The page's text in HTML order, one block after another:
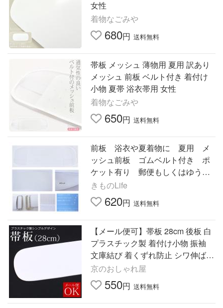
女性
着物なごみや
680円 送料無料
帯板 メッシュ 薄物用 夏用 訳あり
メッシュ 前板 ベルト付き 着付け
小物 夏帯 浴衣帯用 女性
着物なごみや
650円 送料無料
前板 浴衣や夏着物に 夏用 メ
ッシュ前板 ゴムベルト付き ポ
ケット有り 郵便もしくはゆうパ
ケット配送（代引不可）
きものLife
620円 送料無料
【メール便可】帯板 28cm 後板 白
プラスチック製 着付け小物 振袖
文庫結び 着くずれ防止 シワ伸ばし
キレイな着姿に 後帯板 後ろ板 和
装小物 小
京のおしゃれ屋
550円 送料無料